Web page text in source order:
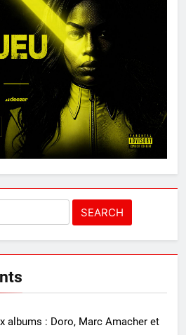
albums : Doro, Marc Amacher et